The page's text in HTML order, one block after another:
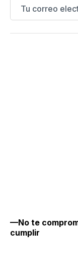
—No te
cumplir